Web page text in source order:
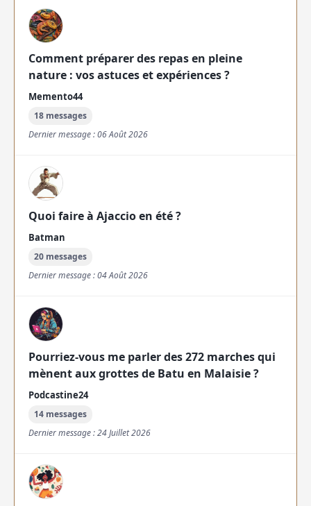
Comment préparer des repas en pleine
nature : vos astuces et expériences ?
Memento44
18 messages
Dernier message : 06 Août 2026
Quoi faire à Ajaccio en été ?
Batman
20 messages
Dernier message : 04 Août 2026
Pourriez-vous me parler des 272 marches qui
mènent aux grottes de Batu en Malaisie ?
Podcastine24
14 messages
Dernier message : 24 Juillet 2026